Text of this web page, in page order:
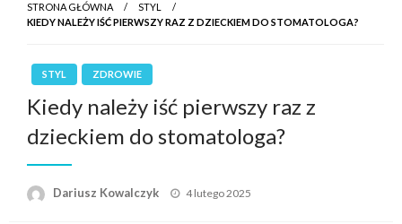
STRONA GŁÓWNA
STYL
KIEDY NALEŻY IŚĆ PIERWSZY RAZ Z DZIECKIEM DO STOMATOLOGA?
STYL ZDROWIE
Kiedy należy iść pierwszy raz z
dzieckiem do stomatologa?
Dariusz Kowalczyk
Opublikowane
4 lutego 2025